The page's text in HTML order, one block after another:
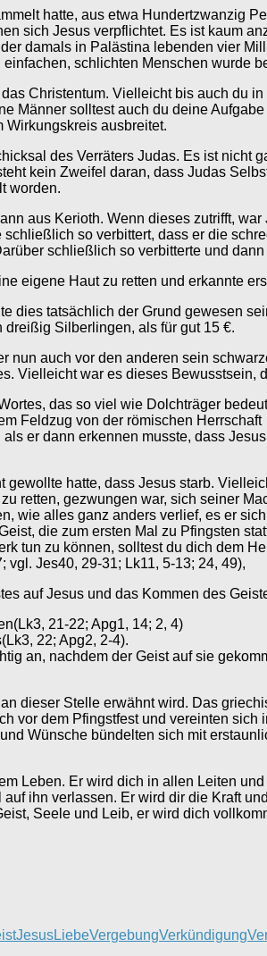
hatte, aus etwa Hundertzwanzig
sich Jesus verpflichtet. Es ist kaum
damals in Palästina lebenden vier
schlichten Menschen wurde
Christentum. Vielleicht bis auch du
Männer solltest auch du deine
Wirkungskreis ausbreitet.
des Verräters Judas. Es ist
kein Zweifel daran, dass Judas
worden.
aus Kerioth. Wenn dieses zutrifft,
so verbittert, dass er die
schließlich so verbitterte und
eigene Haut zu retten und erkannte
dies tatsächlich der Grund gewesen
Silberlingen, als für gut 15 €.
nun auch vor den anderen sein
Vielleicht war es dieses
das so viel wie Dolchträger
Feldzug von der römischen
er dann erkennen musste, dass
hatte, dass Jesus starb.
retten, gezwungen war, sich seiner
wie alles ganz anders verlief, es er
die zum ersten Mal zu Pfingsten
tun zu können, solltest du dich dem
vgl. Jes40, 29-31; Lk11, 5-13; 24, 49),
auf Jesus und das Kommen des
21-22; Apg1, 14; 2, 4)
22; Apg2, 2-4).
an, nachdem der Geist auf sie
dieser Stelle erwähnt wird. Das
vor dem Pfingstfest und vereinten
Wünsche bündelten sich mit
Leben. Er wird dich in allen Leiten
ihn verlassen. Er wird dir die Kraft
Seele und Leib, er wird dich
JesusLiebeVergebungVerkündigung